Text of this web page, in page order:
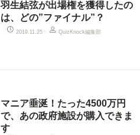
羽生結弦が出場権を獲得したの
は、どの”ファイナル”？
2019.11.25 QuizKnock編集部
マニア垂涎！たった4500万円
で、あの政府施設が購入できま
す